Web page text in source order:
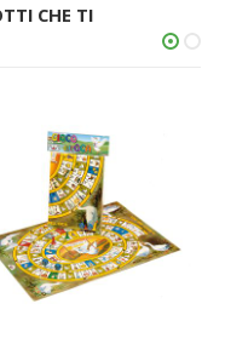
CHE TI